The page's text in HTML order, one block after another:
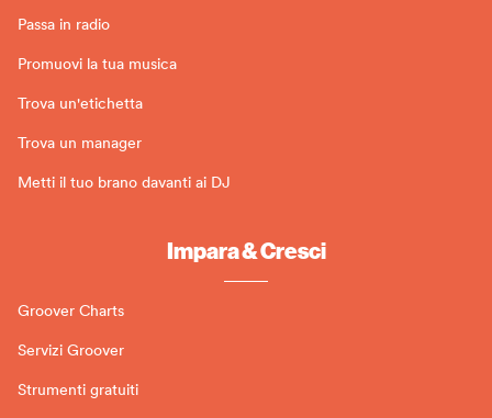
Passa in radio
Promuovi la tua musica
Trova un'etichetta
Trova un manager
Metti il tuo brano davanti ai DJ
Impara & Cresci
Groover Charts
Servizi Groover
Strumenti gratuiti